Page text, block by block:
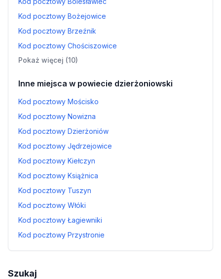
Kod pocztowy Bożejowice
Kod pocztowy Brzeźnik
Kod pocztowy Chościszowice
Pokaż więcej (10)
Inne miejsca w powiecie dzierżoniowski
Kod pocztowy Mościsko
Kod pocztowy Nowizna
Kod pocztowy Dzierżoniów
Kod pocztowy Jędrzejowice
Kod pocztowy Kiełczyn
Kod pocztowy Książnica
Kod pocztowy Tuszyn
Kod pocztowy Włóki
Kod pocztowy Łagiewniki
Kod pocztowy Przystronie
Szukaj